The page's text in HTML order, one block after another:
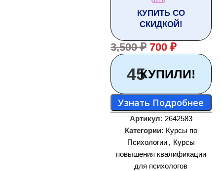
КУПИТЬ СО
СКИДКОЙ!
3,500₽ 700 ₽
45КУПИЛИ!
Узнать Подробнее
Артикул: 2642583
Категории: Курсы по
Психологии, Курсы
повышения квалификации
для психологов